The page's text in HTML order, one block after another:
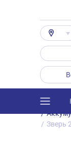
/
/ Зверь